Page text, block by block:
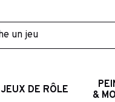
JEUX DE RÔLE
&